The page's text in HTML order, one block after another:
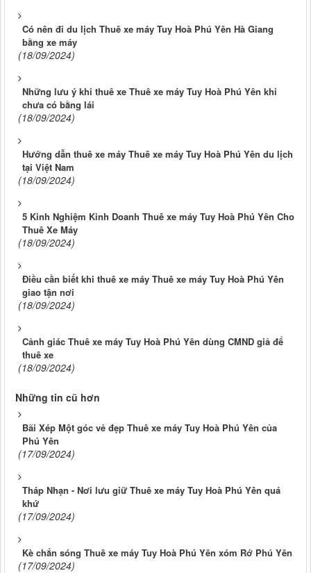
Có nên đi du lịch Thuê xe máy Tuy Hoà Phú Yên Hà Giang
bằng xe máy
(18/09/2024)
Những lưu ý khi thuê xe Thuê xe máy Tuy Hoà Phú Yên khi
chưa có bằng lái
(18/09/2024)
Hướng dẫn thuê xe máy Thuê xe máy Tuy Hoà Phú Yên du lịch
tại Việt Nam
(18/09/2024)
5 Kinh Nghiệm Kinh Doanh Thuê xe máy Tuy Hoà Phú Yên Cho
Thuê Xe Máy
(18/09/2024)
Điều cần biết khi thuê xe máy Thuê xe máy Tuy Hoà Phú Yên
giao tận nơi
(18/09/2024)
Cảnh giác Thuê xe máy Tuy Hoà Phú Yên dùng CMND giả để
thuê xe
(18/09/2024)
Những tin cũ hơn
Bãi Xép Một góc vẻ đẹp Thuê xe máy Tuy Hoà Phú Yên của
Phú Yên
(17/09/2024)
Tháp Nhạn - Nơi lưu giữ Thuê xe máy Tuy Hoà Phú Yên quá
khứ
(17/09/2024)
Kè chắn sóng Thuê xe máy Tuy Hoà Phú Yên xóm Rớ Phú Yên
(17/09/2024)